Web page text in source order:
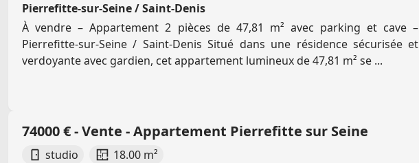
Pierrefitte-sur-Seine / Saint-Denis
À vendre – Appartement 2 pièces de 47,81 m² avec parking et cave –
Pierrefitte-sur-Seine / Saint-Denis Situé dans une résidence sécurisée et
verdoyante avec gardien, cet appartement lumineux de 47,81 m² se ...
74000 € - Vente - Appartement Pierrefitte sur Seine
studio
18.00 m²